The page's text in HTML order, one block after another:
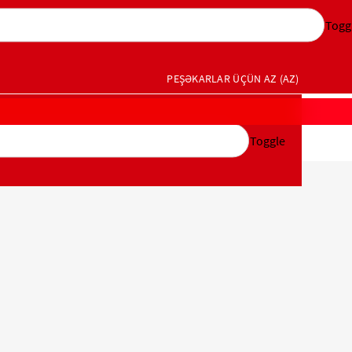
PEŞƏKARLAR ÜÇÜN AZ (AZ)
Toggle